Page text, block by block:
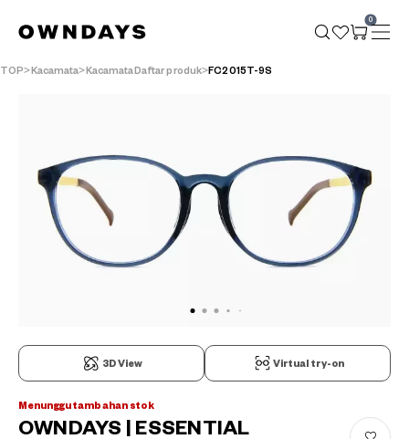
0
TOP Kacamata KacamataDaftar produk FC2015T-9S
3D View Virtual try-on
Menunggu tambahan stok
OWNDAYS | ESSENTIAL